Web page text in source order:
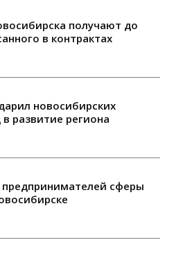
получают до
в контрактах
новосибирских
развитие региона
сферы